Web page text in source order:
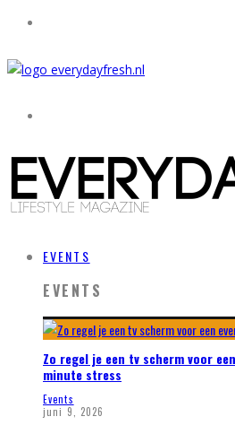
EVENTS
EVENTS
Zo regel je een tv scherm voor
minute stress
Events
juni 9, 2026